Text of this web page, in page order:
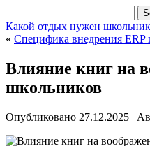
Какой отдых нужен
« Специфика внедрения ERP
Влияние книг на
школьников
Опубликовано 27.12.2025 |